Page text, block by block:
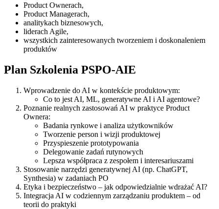
Product Ownerach,
Product Managerach,
analitykach biznesowych,
liderach Agile,
wszystkich zainteresowanych tworzeniem i doskonaleniem
produktów
Plan Szkolenia PSPO-AIE
Wprowadzenie do AI w kontekście produktowym:
Co to jest AI, ML, generatywne AI i AI agentowe?
Poznanie realnych zastosowań AI w praktyce Product
Ownera:
Badania rynkowe i analiza użytkowników
Tworzenie person i wizji produktowej
Przyspieszenie prototypowania
Delegowanie zadań rutynowych
Lepsza współpraca z zespołem i interesariuszami
Stosowanie narzędzi generatywnej AI (np. ChatGPT,
Synthesia) w zadaniach PO
Etyka i bezpieczeństwo – jak odpowiedzialnie wdrażać AI?
Integracja AI w codziennym zarządzaniu produktem – od
teorii do praktyki